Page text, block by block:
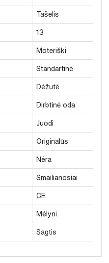
Tašelis
13
Moteriški
Standartinė
Dėžutė
Dirbtinė oda
Juodi
Originalūs
Nėra
Smailianosiai
CE
Mėlyni
Sagtis